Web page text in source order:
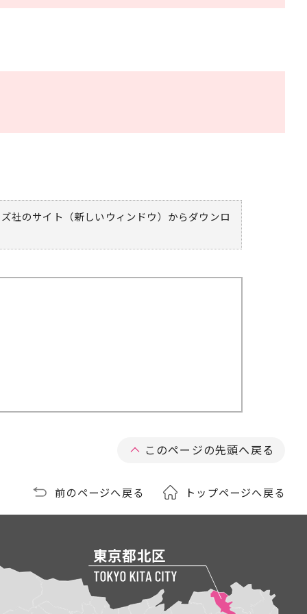
社のサイト（新しいウィンドウ） からダウンロ
このページの先頭へ戻る
前のページへ戻る トップページへ戻る